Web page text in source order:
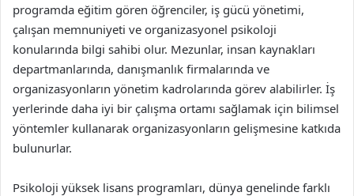
programda eğitim gören öğrenciler, iş gücü yönetimi,
çalışan memnuniyeti ve organizasyonel psikoloji
konularında bilgi sahibi olur. Mezunlar, insan kaynakları
departmanlarında, danışmanlık firmalarında ve
organizasyonların yönetim kadrolarında görev alabilirler. İş
yerlerinde daha iyi bir çalışma ortamı sağlamak için bilimsel
yöntemler kullanarak organizasyonların gelişmesine katkıda
bulunurlar.
Psikoloji yüksek lisans programları, dünya genelinde farklı